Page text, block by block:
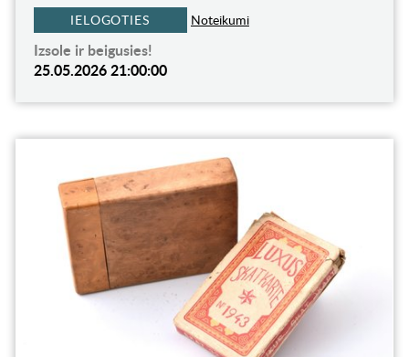
IELOGOTIES Noteikumi
Izsole ir beigusies!
25.05.2026 21:00:00